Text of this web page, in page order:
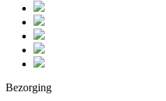
Bezorging